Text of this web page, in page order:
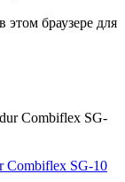
этом браузере для
Combiflex SG-10